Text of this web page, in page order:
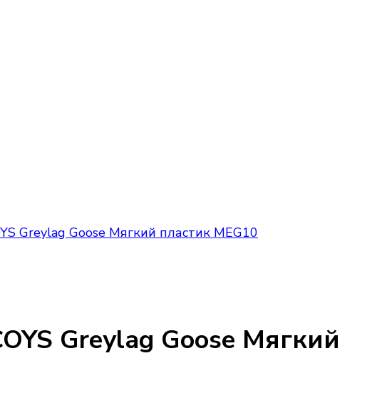
Greylag Goose Мягкий пластик MEG10
Greylag Goose Мягкий